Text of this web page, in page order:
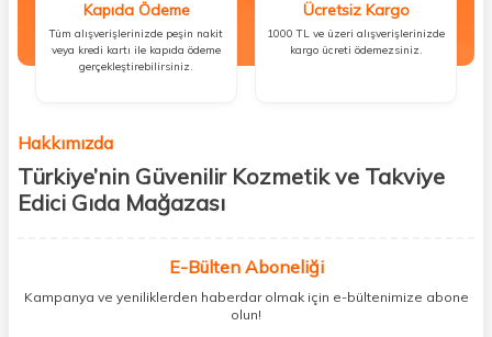
Kapıda Ödeme
Tüm alışverişlerinizde peşin nakit
veya kredi kartı ile kapıda ödeme
gerçekleştirebilirsiniz.
Ücretsiz Kargo
1000 TL ve üzeri alışverişlerinizde
kargo ücreti ödemezsiniz.
Hakkımızda
Türkiye’nin Güvenilir Kozmetik ve Takviye
Edici Gıda Mağazası
kişisel bakım hem de takviye edici gıda ürünlerini sizlerle
buluşturuyoruz. Artık mağaza mağaza dolaşmanıza gerek yok;
ihtiyacınız olan her şeyi tek bir çatı altında topluyor ve kapınıza kadar
E-Bülten Aboneliği
Kampanya ve yeniliklerden haberdar olmak için e-bültenimize abone
olun!